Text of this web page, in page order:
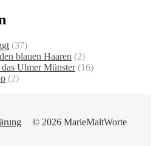
(37)
blauen Haaren (2)
Ulmer Münster(16)
(2)
© 2026 MarieMaltWorte